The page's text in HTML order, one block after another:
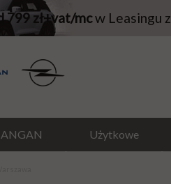
799 zł+vat/mcw Leasingu z
Użytkowe